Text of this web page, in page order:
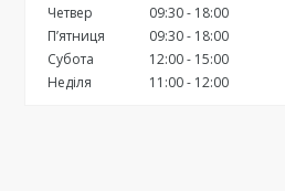
Четвер
09:30
18:00
Пʼятниця
09:30
18:00
Субота
12:00
15:00
Неділя
11:00 12:00